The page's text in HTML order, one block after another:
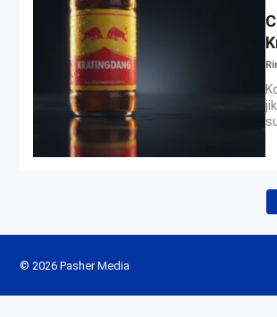
© 2026 Pasher Media